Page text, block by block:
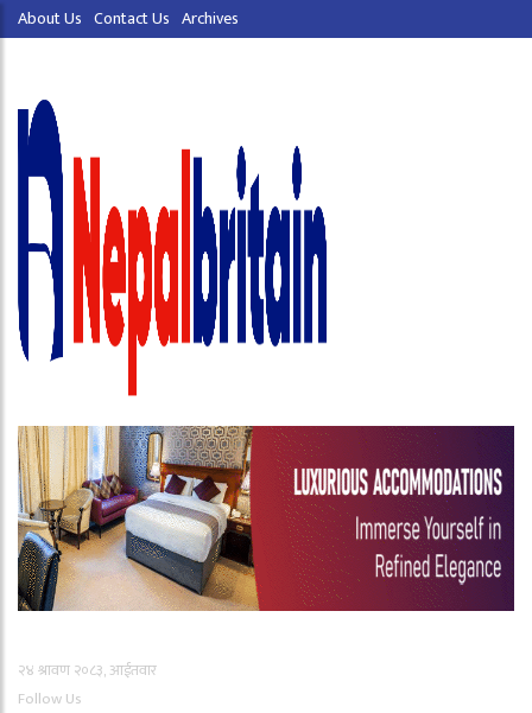
About Us Contact Us Archives
२४ श्रावण २०८३, आईतवार
Follow Us